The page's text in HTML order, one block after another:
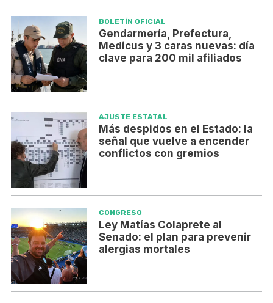
BOLETÍN OFICIAL
Gendarmería, Prefectura,
Medicus y 3 caras nuevas: día
clave para 200 mil afiliados
AJUSTE ESTATAL
Más despidos en el Estado: la
señal que vuelve a encender
conflictos con gremios
CONGRESO
Ley Matías Colaprete al
Senado: el plan para prevenir
alergias mortales